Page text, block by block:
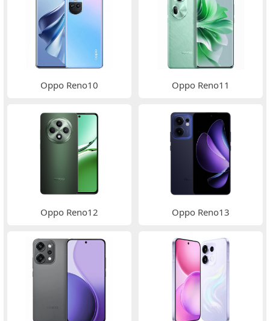
Oppo Reno10 Oppo Reno11
Oppo Reno12 Oppo Reno13